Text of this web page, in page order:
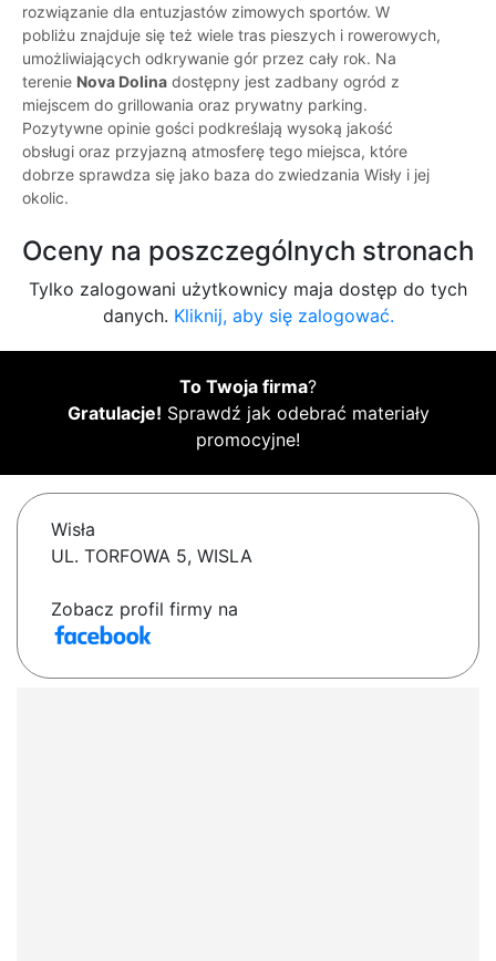
rozwiązanie dla entuzjastów zimowych sportów. W
pobliżu znajduje się też wiele tras pieszych i rowerowych,
umożliwiających odkrywanie gór przez cały rok. Na
terenie Nova Dolina dostępny jest zadbany ogród z
miejscem do grillowania oraz prywatny parking.
Pozytywne opinie gości podkreślają wysoką jakość
obsługi oraz przyjazną atmosferę tego miejsca, które
dobrze sprawdza się jako baza do zwiedzania Wisły i jej
okolic.
Oceny na poszczególnych stronach
Tylko zalogowani użytkownicy maja dostęp do tych
danych. Kliknij, aby się zalogować.
To Twoja firma?
Gratulacje! Sprawdź jak odebrać materiały
promocyjne!
Wisła
UL. TORFOWA 5, WISLA
Zobacz profil firmy na